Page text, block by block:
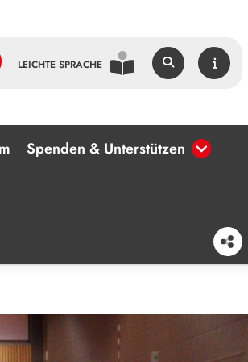
LEICHTE SPRACHE
Spenden & Unterstützen